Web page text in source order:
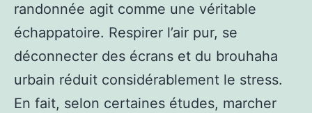
randonnée agit comme une véritable
échappatoire. Respirer l’air pur, se
déconnecter des écrans et du brouhaha
urbain réduit considérablement le stress.
En fait, selon certaines études, marcher